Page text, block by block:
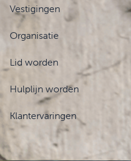
Vestigingen
Organisatie
Lid worden
Hulplijn worden
Klantervaringen